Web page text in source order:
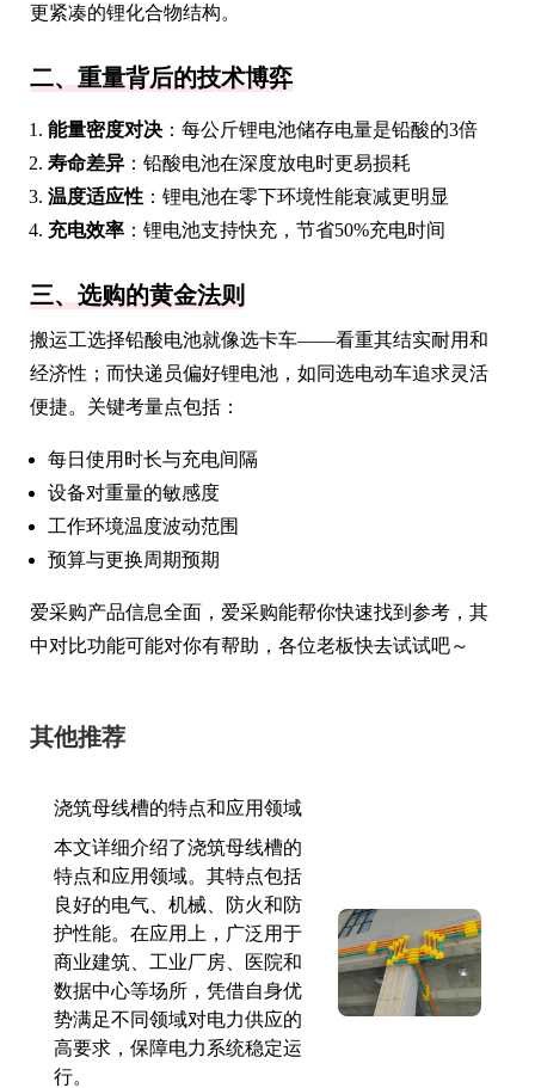
更紧凑的锂化合物结构。
二、重量背后的技术博弈
能量密度对决 ：每公斤锂电池储存电量是铅酸的3倍
寿命差异 ：铅酸电池在深度放电时更易损耗
温度适应性 ：锂电池在零下环境性能衰减更明显
充电效率 ：锂电池支持快充，节省50%充电时间
三、选购的黄金法则
搬运工选择铅酸电池就像选卡车——看重其结实耐用和
经济性；而快递员偏好锂电池，如同选电动车追求灵活
便捷。关键考量点包括：
每日使用时长与充电间隔
设备对重量的敏感度
工作环境温度波动范围
预算与更换周期预期
爱采购产品信息全面，爱采购能帮你快速找到参考，其
中对比功能可能对你有帮助，各位老板快去试试吧～
其他推荐
浇筑母线槽的特点和应用领域
本文详细介绍了浇筑母线槽的
特点和应用领域。其特点包括
良好的电气、机械、防火和防
护性能。在应用上，广泛用于
商业建筑、工业厂房、医院和
数据中心等场所，凭借自身优
势满足不同领域对电力供应的
高要求，保障电力系统稳定运
行。